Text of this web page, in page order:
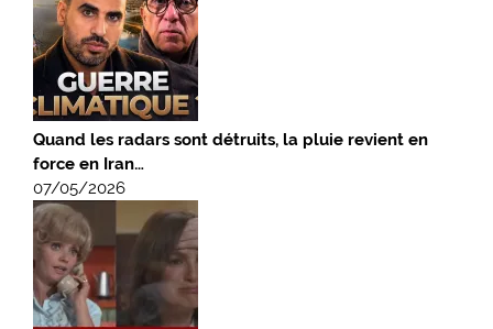
Quand les radars sont détruits, la pluie revient en
force en Iran…
07/05/2026